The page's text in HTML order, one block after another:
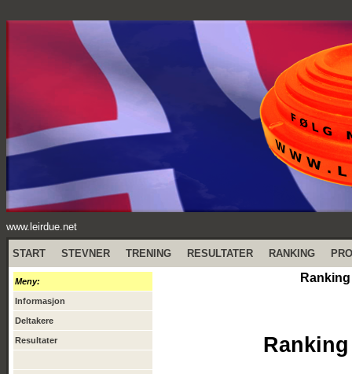
www.leirdue.net
START STEVNER TRENING RESULTATER RANKING
Meny:
Informasjon
Deltakere
Resultater